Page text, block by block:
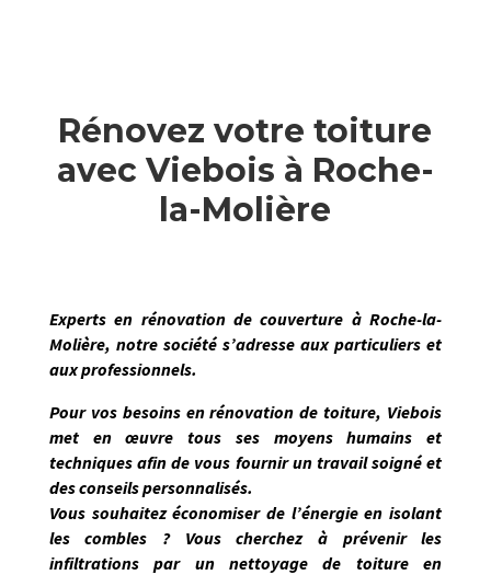
Rénovez votre toiture
avec Viebois à Roche-
la-Molière
Experts en rénovation de couverture àRoche-la-
Molière, notre société s’adresse aux particuliers et
aux professionnels.
Pour vos besoins en rénovation de toiture, Viebois
met en œuvre tous ses moyens humains et
techniques afin de vous fournir un travail soigné et
des conseils personnalisés.
Vous souhaitez économiser de l’énergie en isolant
les combles ? Vous cherchez à prévenir les
infiltrations par un nettoyage de toiture en